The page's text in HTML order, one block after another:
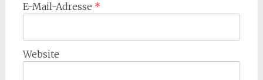
E-Mail-Adresse *
Website